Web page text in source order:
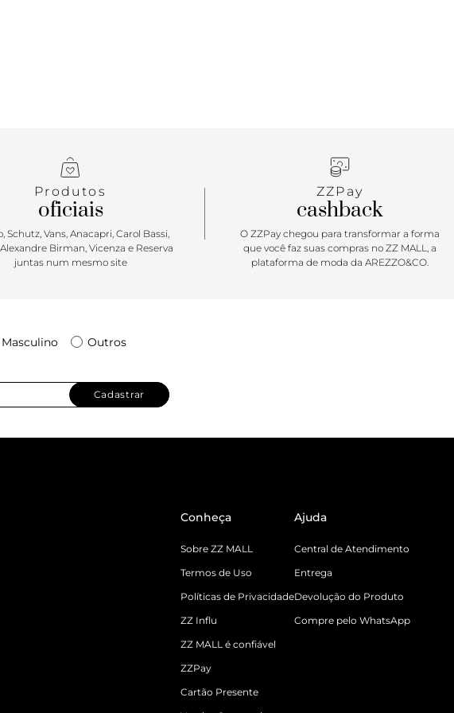
Produtos
oficiais
Schutz, Vans, Anacapri, Carol Bassi,
Birman, Vicenza e Reserva
juntas num mesmo site
ZZPay
cashback
O ZZPay chegou para transformar a forma
que você faz suas compras no ZZ MALL, a
plataforma de moda da AREZZO&CO.
Masculino Outros
Cadastrar
Conheça
Sobre ZZ MALL
Termos de Uso
Políticas de Privacidade
ZZ Influ
ZZ MALL é confiável
ZZPay
Cartão Presente
Ajuda
Central de Atendimento
Entrega
Devolução do Produto
Compre pelo WhatsApp